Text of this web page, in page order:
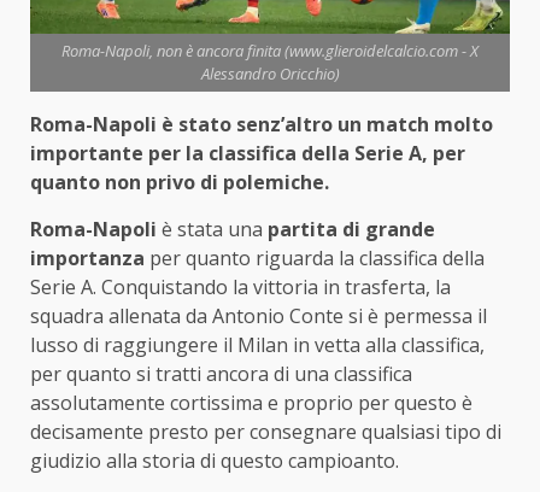
Roma-Napoli, non è ancora finita (www.glieroidelcalcio.com - X
Alessandro Oricchio)
Roma-Napoli è stato senz’altro un match molto
importante per la classifica della Serie A, per
quanto non privo di polemiche.
Roma-Napoli è stata una partita di grande
importanza per quanto riguarda la classifica della
Serie A. Conquistando la vittoria in trasferta, la
squadra allenata da Antonio Conte si è permessa il
lusso di raggiungere il Milan in vetta alla classifica,
per quanto si tratti ancora di una classifica
assolutamente cortissima e proprio per questo è
decisamente presto per consegnare qualsiasi tipo di
giudizio alla storia di questo campioanto.